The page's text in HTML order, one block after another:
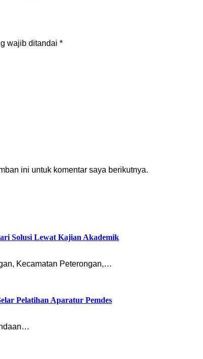
wajib ditandai *
ini untuk komentar saya berikutnya.
Solusi Lewat Kajian Akademik
Kecamatan Peterongan,…
Pelatihan Aparatur Pemdes